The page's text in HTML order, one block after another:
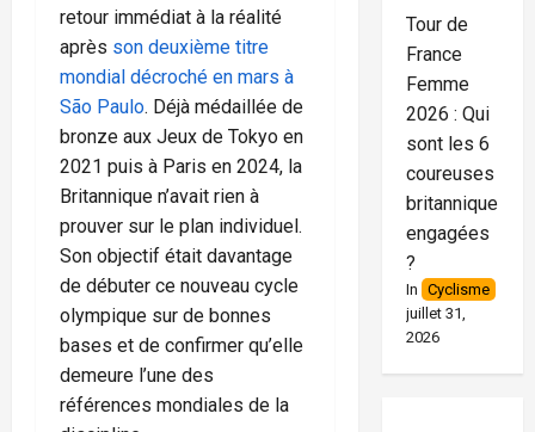
retour immédiat à la réalité
après son deuxième titre
mondial décroché en mars à
São Paulo. Déjà médaillée de
bronze aux Jeux de Tokyo en
2021 puis à Paris en 2024, la
Britannique n’avait rien à
prouver sur le plan individuel.
Son objectif était davantage
de débuter ce nouveau cycle
olympique sur de bonnes
bases et de confirmer qu’elle
demeure l’une des
références mondiales de la
Tour de
France
Femme
2026 : Qui
sont les 6
coureuses
britanniques
engagées
?
In Cyclisme
juillet 31,
2026